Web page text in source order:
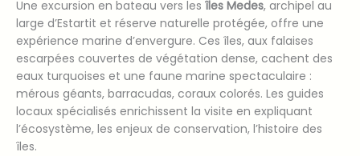
Une excursion en bateau vers les îles Medes, archipel au
large d’Estartit et réserve naturelle protégée, offre une
expérience marine d’envergure. Ces îles, aux falaises
escarpées couvertes de végétation dense, cachent des
eaux turquoises et une faune marine spectaculaire :
mérous géants, barracudas, coraux colorés. Les guides
locaux spécialisés enrichissent la visite en expliquant
l’écosystème, les enjeux de conservation, l’histoire des
îles.